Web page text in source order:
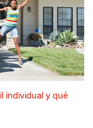
individual y qué